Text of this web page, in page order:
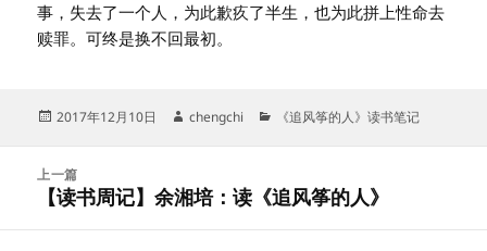
事，失去了一个人，为此歉疚了半生，也为此拼上性命去
赎罪。可终是换不回最初。
发
2017年12月10日
作
chengchi
分《追风筝的人》读书笔记
航
上一篇
上【读书周记】余湘培：读《追风筝的人》